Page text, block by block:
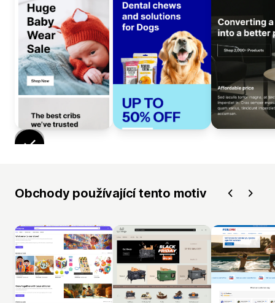
Obchody používající tento motiv